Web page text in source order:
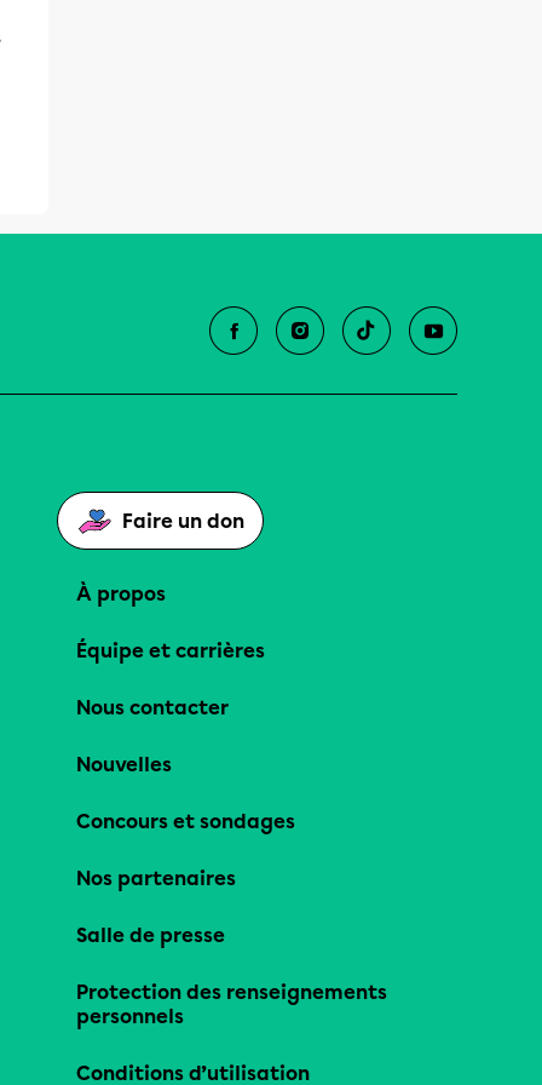
Faire un don
À propos
Équipe et carrières
Nous contacter
Nouvelles
Concours et sondages
Nos partenaires
Salle de presse
Protection des renseignements
personnels
Conditions d’utilisation